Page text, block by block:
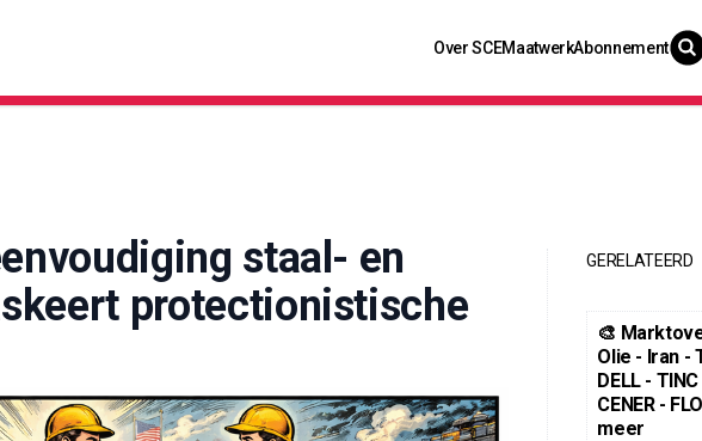
Over SCEMaatwerkAbonnement
staal- en
protectionistische
GERELATEERD
🎨
Olie - Iran -
DELL -
CENER -
meer